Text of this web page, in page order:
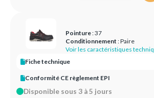
Pointure: 37
Conditionnement : Paire
Voir les caractéristiques
Fiche technique
Conformité CE règlement EPI
Disponible sous 3 à 5 jours